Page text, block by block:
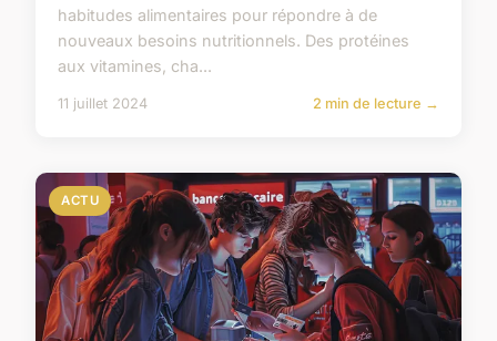
habitudes alimentaires pour répondre à de
nouveaux besoins nutritionnels. Des protéines
aux vitamines, cha...
11 juillet 2024 2 min de lecture →
ACTU